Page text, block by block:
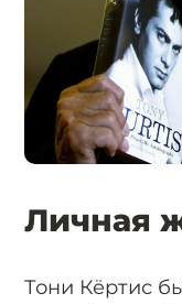
Личная
Тони Кёртис